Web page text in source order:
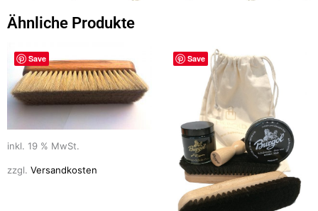
Ähnliche Produkte
Save
inkl. 19 % MwSt.
zzgl. Versandkosten
Save